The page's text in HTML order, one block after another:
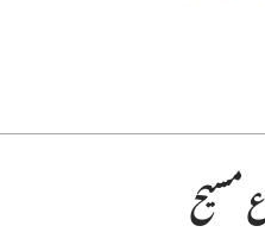
مسیح